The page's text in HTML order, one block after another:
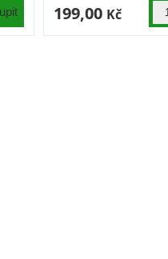
199,00 Kč